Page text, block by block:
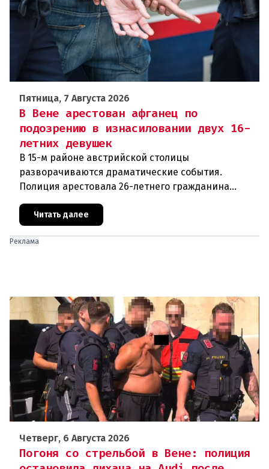
Пятница, 7 Августа 2026
В Вене арестован афганец по
подозрению в изнасиловании двух 16-
летних девушек
В 15-м районе австрийской столицы
разворачиваются драматические события.
Полиция арестовала 26-летнего гражданина
Афганистана по подозрению в изнасиловании
двух 16-летних девушек.Вызов полиции и задер
Читать далее
Реклама
Четверг, 6 Августа 2026
Погоня со стрельбой в Вене: полиция